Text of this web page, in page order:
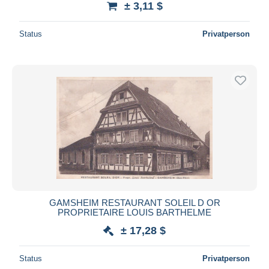
± 3,11 $
Status Privatperson
GAMSHEIM RESTAURANT SOLEIL D OR
PROPRIETAIRE LOUIS BARTHELME
± 17,28 $
Status Privatperson